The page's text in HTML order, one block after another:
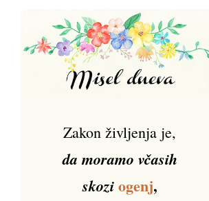
Zakon življenja je,
da moramo včasih
skozi ogenj,